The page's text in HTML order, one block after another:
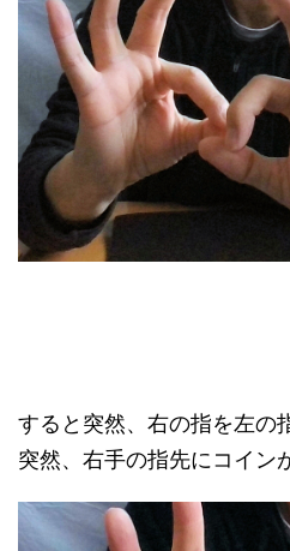
すると突然、右の指を左の
突然、右手の指先にコイン